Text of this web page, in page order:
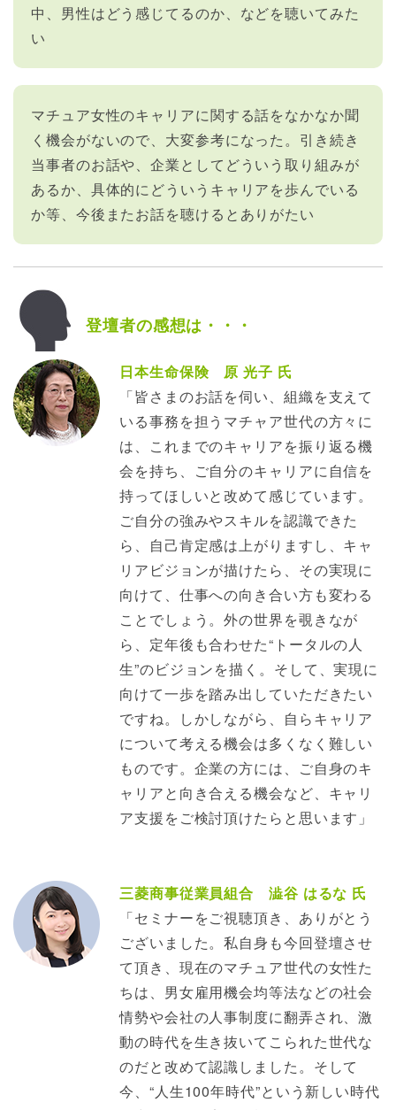
中、男性はどう感じてるのか、などを聴いてみた
い
マチュア女性のキャリアに関する話をなかなか聞
く機会がないので、大変参考になった。引き続き
当事者のお話や、企業としてどういう取り組みが
あるか、具体的にどういうキャリアを歩んでいる
か等、今後またお話を聴けるとありがたい
登壇者の感想は・・・
日本生命保険 原 光子 氏
「皆さまのお話を伺い、組織を支えて
いる事務を担うマチャア世代の方々に
は、これまでのキャリアを振り返る機
会を持ち、ご自分のキャリアに自信を
持ってほしいと改めて感じています。
ご自分の強みやスキルを認識できた
ら、自己肯定感は上がりますし、キャ
リアビジョンが描けたら、その実現に
向けて、仕事への向き合い方も変わる
ことでしょう。外の世界を覗きなが
ら、定年後も合わせた“トータルの人
生”のビジョンを描く。そして、実現に
向けて一歩を踏み出していただきたい
ですね。しかしながら、自らキャリア
について考える機会は多くなく難しい
ものです。企業の方には、ご自身のキ
ャリアと向き合える機会など、キャリ
ア支援をご検討頂けたらと思います」
三菱商事従業員組合 澁谷 はるな 氏
「セミナーをご視聴頂き、ありがとう
ございました。私自身も今回登壇させ
て頂き、現在のマチュア世代の女性た
ちは、男女雇用機会均等法などの社会
情勢や会社の人事制度に翻弄され、激
動の時代を生き抜いてこられた世代な
のだと改めて認識しました。そして
今、“人生100年時代”という新しい時代